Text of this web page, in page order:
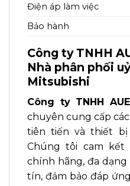
Điện áp làm việc
Bảo hành
Công ty TNHH
Nhà phân phối
Mitsubishi
Công ty TNHH
chuyên cung cấp
tiên tiến và thiết bị
Chúng tôi cam kết
chính hãng, đa
tín, đảm bảo đáp